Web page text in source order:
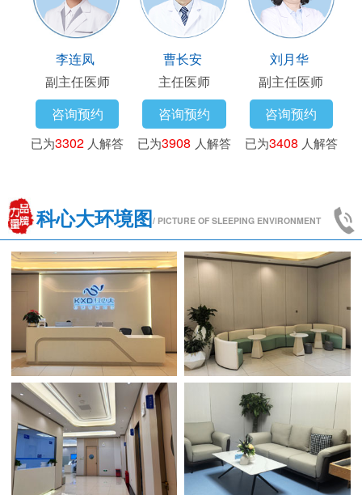
李连凤
副主任医师
咨询预约
已为3302 人解答
曹长安
主任医师
咨询预约
已为3908 人解答
刘月华
副主任医师
咨询预约
已为3408 人解答
科心大环境图/ PICTURE OF SLEEPING ENVIRONMENT